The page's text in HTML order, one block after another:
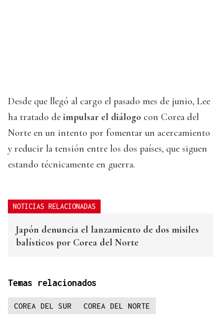
Desde que llegó al cargo el pasado mes de junio, Lee
ha tratado de impulsar el diálogo con Corea del
Norte en un intento por fomentar un acercamiento
y reducir la tensión entre los dos países, que siguen
estando técnicamente en guerra.
NOTICIAS RELACIONADAS
Japón denuncia el lanzamiento de dos misiles
balísticos por Corea del Norte
Temas relacionados
COREA DEL SUR COREA DEL NORTE